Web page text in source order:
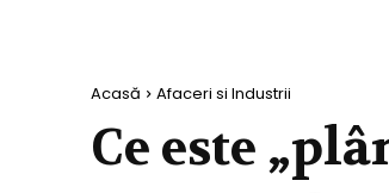
Acasă Afaceri si Industrii
Ce este